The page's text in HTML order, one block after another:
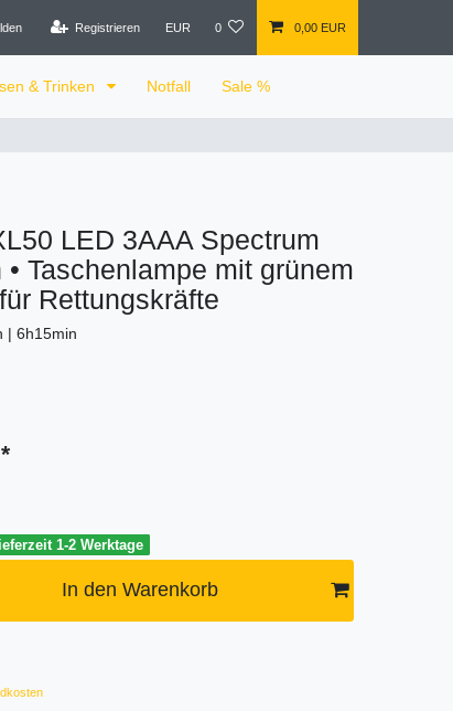
Registrieren EUR 0 0,00 EUR
& Trinken Notfall Sale %
LED 3AAA Spectrum
Taschenlampe mit grünem
Rettungskräfte
| 6h15min
*
1-2 Werktage
In den Warenkorb